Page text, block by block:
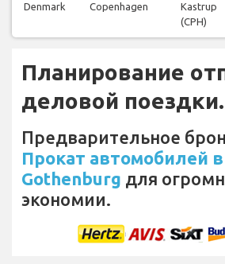
Denmark Copenhagen
Kastrup
(CPH)
Планирование
деловой
Предварительное
Прокат автомобилей
Gothenburg для
экономии.